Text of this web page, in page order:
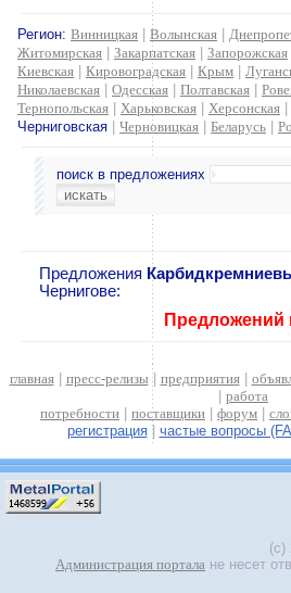
Регион: Винницкая Волынская
Житомирская
Закарпатская Запорожская
Киевская
Кировоградская Крым
Николаевская
Одесская Полтавская
Тернопольская
Харьковская Херсонская
Черниговская
Черновицкая Беларусь
поиск в предложениях
Предложения
Чернигове:
Предложений
главная| пресс-релизы | предприятия|
работа
потребности
поставщики форум
регистрация| частые вопросы
(c)
Администрация портала не несет